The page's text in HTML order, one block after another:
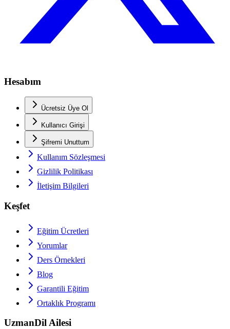
Hesabım
Ücretsiz Üye Ol
Kullanıcı Girişi
Şifremi Unuttum
Kullanım Sözleşmesi
Gizlilik Politikası
İletişim Bilgileri
Keşfet
Eğitim Ücretleri
Yorumlar
Ders Örnekleri
Blog
Garantili Eğitim
Ortaklık Programı
UzmanDil Ailesi